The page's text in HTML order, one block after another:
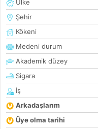
Ülke
Şehir
Kökeni
Medeni durum
Akademik düzey
Sigara
İş
Arkadaşlarım
Üye olma tarihi